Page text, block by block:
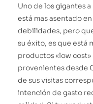
Uno de los gigantes
está mas asentado
debilidades, pero
su éxito, es que está
productos «low
provenientes desde
de sus visitas
intención de gasto